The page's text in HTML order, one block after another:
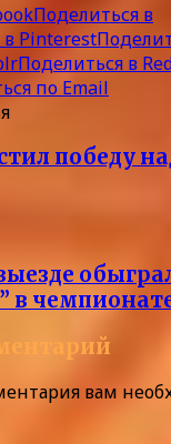
Поделиться в
в Pinterest
Поделиться в
по Email
победу
в
вам